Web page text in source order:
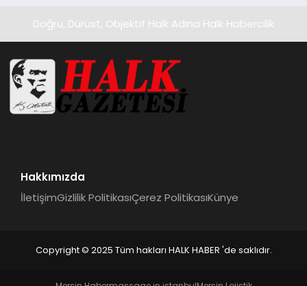
Doğru, Dürüst, Objektif Halk Adına Halk Habercilik
Hakkımızda
İletişimGizlilik PolitikasıÇerez PolitikasıKünye
Copyright © 2025 Tüm hakları HALK HABER 'de saklıdır.